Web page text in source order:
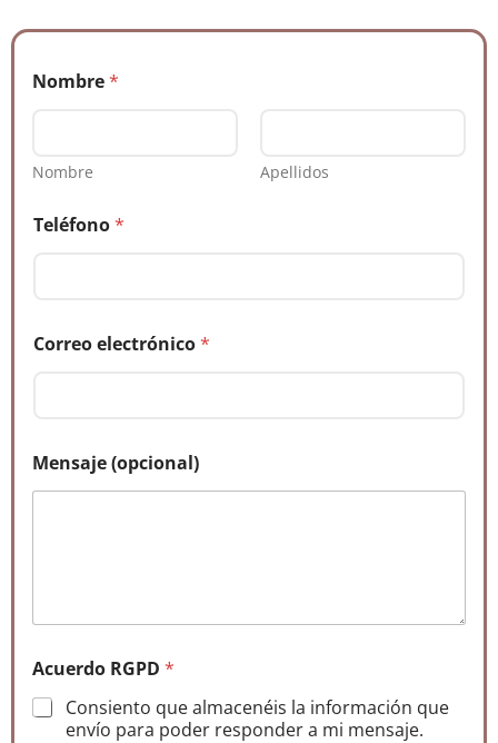
Nombre*
Nombre Apellidos
Teléfono*
Correo electrónico*
o
m
r
e
o
T
Mensaje (opcional)
Acuerdo RGPD *
Consiento que almacenéis la información que
envío para poder responder a mi mensaje.